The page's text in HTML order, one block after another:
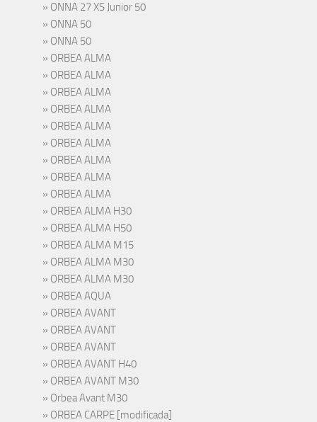
ONNA 27 XS Junior 50
ONNA 50
ONNA 50
ORBEA ALMA
ORBEA ALMA
ORBEA ALMA
ORBEA ALMA
ORBEA ALMA
ORBEA ALMA
ORBEA ALMA
ORBEA ALMA
ORBEA ALMA
ORBEA ALMA H30
ORBEA ALMA H50
ORBEA ALMA M15
ORBEA ALMA M30
ORBEA ALMA M30
ORBEA AQUA
ORBEA AVANT
ORBEA AVANT
ORBEA AVANT
ORBEA AVANT H40
ORBEA AVANT M30
Orbea Avant M30
ORBEA CARPE [modificada]